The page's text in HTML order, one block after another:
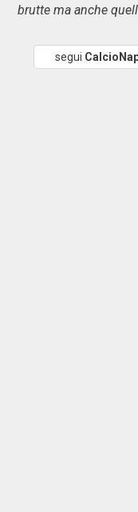
brutte ma anche
segui